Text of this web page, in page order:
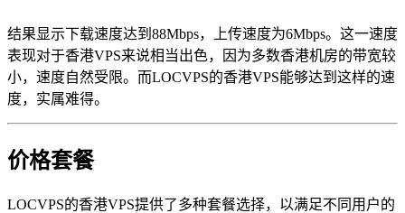
结果显示下载速度达到88Mbps，上传速度为6Mbps。这一速度
表现对于香港VPS来说相当出色，因为多数香港机房的带宽较
小，速度自然受限。而LOCVPS的香港VPS能够达到这样的速
度，实属难得。
价格套餐
LOCVPS的香港VPS提供了多种套餐选择，以满足不同用户的